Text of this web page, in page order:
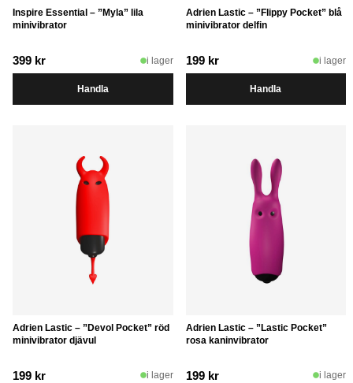
Inspire Essential – ”Myla” lila
minivibrator
399 kr i lager
Handla
Adrien Lastic – ”Flippy Pocket” blå
minivibrator delfin
199 kr i lager
Handla
Adrien Lastic – ”Devol Pocket” röd
minivibrator djävul
199 kr i lager
Adrien Lastic – ”Lastic Pocket”
rosa kaninvibrator
199 kr i lager